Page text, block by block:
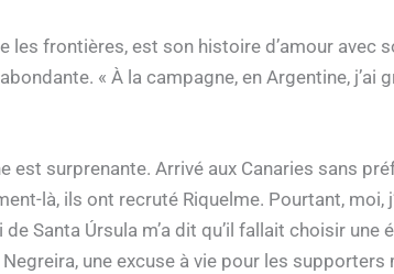
les frontières, est son histoire d’amour avec
« À la campagne, en Argentine,
surprenante. Arrivé aux Canaries sans
là, ils ont recruté Riquelme. Pourtant, moi,
Santa Úrsula m’a dit qu’il fallait choisir
une excuse à vie pour les